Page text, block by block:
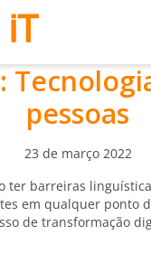
pessoas
23 de março 2022
ter barreiras
em qualquer ponto
de transformação